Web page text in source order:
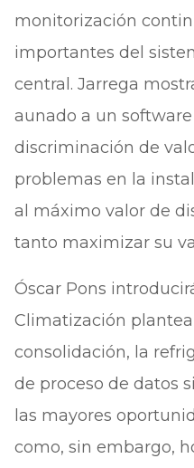
monitorización
importantes del
central. Jarrega
aunado a un
discriminación de
problemas en la
al máximo valor de
tanto maximizar su
Óscar Pons
Climatización
consolidación, la
de proceso de datos
las mayores
como, sin embargo,